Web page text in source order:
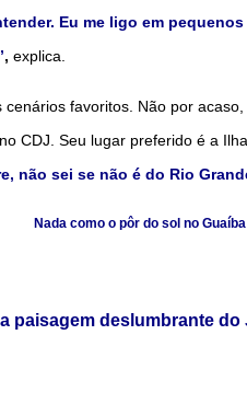
Eu me ligo em
, explica.
favoritos. Não por
CDJ. Seu lugar preferido é a
não sei se não é do Rio
Nada como o pôr do sol no Guaíba
paisagem deslumbrante